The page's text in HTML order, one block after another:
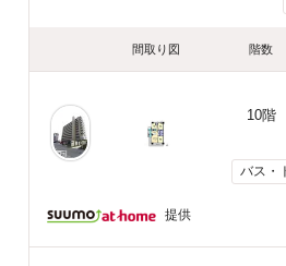
間取り図 階数
10階
バス・
提供